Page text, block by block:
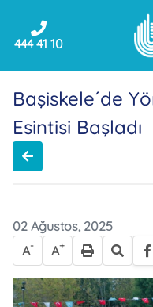
444 41 10
Başiskele´de
Esintisi Başladı
02 Ağustos, 2025
A- A+